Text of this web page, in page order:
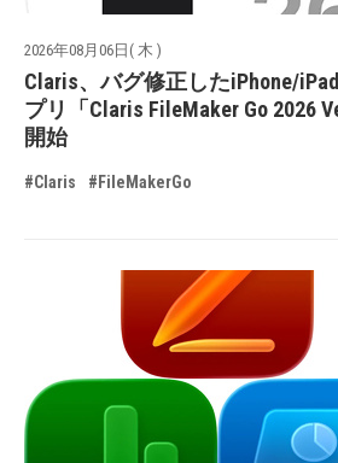
2026年08月06日( 木 )
Claris、バグ修正したiPhone/
プリ「Claris FileMaker Go 2026
開始
#Claris #FileMakerGo